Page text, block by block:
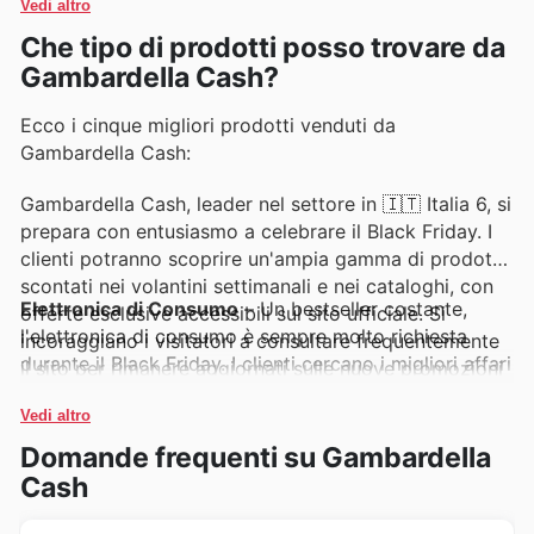
promozioni imperdibili.
Vedi altro
Che tipo di prodotti posso trovare da
Gambardella Cash?
Ecco i cinque migliori prodotti venduti da
Gambardella Cash:
Gambardella Cash, leader nel settore in 🇮🇹 Italia 6, si
prepara con entusiasmo a celebrare il Black Friday. I
clienti potranno scoprire un'ampia gamma di prodotti
scontati nei volantini settimanali e nei cataloghi, con
offerte esclusive accessibili sul sito ufficiale. Si
incoraggiano i visitatori a consultare frequentemente
il sito per rimanere aggiornati sulle nuove promozioni
Elettronica di Consumo– Un bestseller costante,
l'elettronica di consumo è sempre molto richiesta
durante il Black Friday. I clienti cercano i migliori affari
Cash presenta regolarmente queste categorie nelle
sue promozioni più convenienti.
Grandi Elettrodomestici
Vedi altro
Domande frequenti su Gambardella
Cash